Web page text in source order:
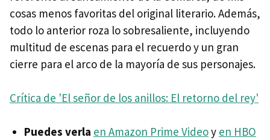
cosas menos favoritas del original literario. Además,
todo lo anterior roza lo sobresaliente, incluyendo
multitud de escenas para el recuerdo y un gran
cierre para el arco de la mayoría de sus personajes.
Crítica de 'El señor de los anillos: El retorno del rey'
Puedes verla en Amazon Prime Videoy en HBO